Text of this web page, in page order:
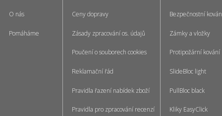
O nás
Pomáháme
Ceny dopravy
Zásady zpracování os. údajů
Poučení o souborech cookies
Reklamační řád
Pravidla řazení nabídek zboží
Pravidla pro zpracování recenzí
Bezpečnostní
Zámky a vložky
Protipožární kování
SlideBloc light
PullBloc black
Kliky EasyClick